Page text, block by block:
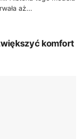
aż...
komfort